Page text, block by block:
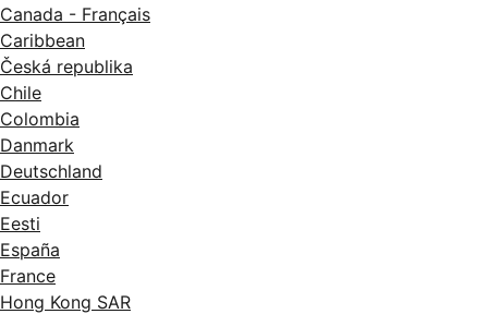
Canada - Français
Caribbean
Česká republika
Chile
Colombia
Danmark
Deutschland
Ecuador
Eesti
España
France
Hong Kong SAR